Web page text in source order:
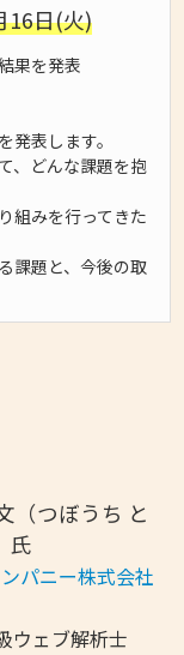
16日(火)
果を発表
表します。
、どんな課題を抱
組みを行ってきた
課題と、今後の取
（つぼうち と
氏
パニー株式会社
ウェブ解析士